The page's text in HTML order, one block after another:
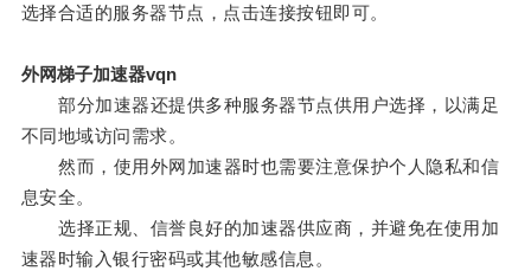
选择合适的服务器节点，点击连接按钮即可。
外网梯子加速器vqn
部分加速器还提供多种服务器节点供用户选择，以满足
不同地域访问需求。
然而，使用外网加速器时也需要注意保护个人隐私和信
息安全。
选择正规、信誉良好的加速器供应商，并避免在使用加
速器时输入银行密码或其他敏感信息。